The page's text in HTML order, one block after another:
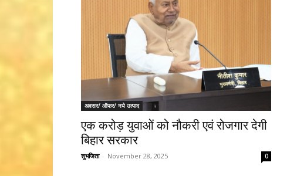
अवसर/ ऑफर/ नये उत्पाद
एक करोड़ युवाओं को नौकरी एवं रोजगार देगी
बिहार सरकार
शुभजिता - November 28, 2025 0